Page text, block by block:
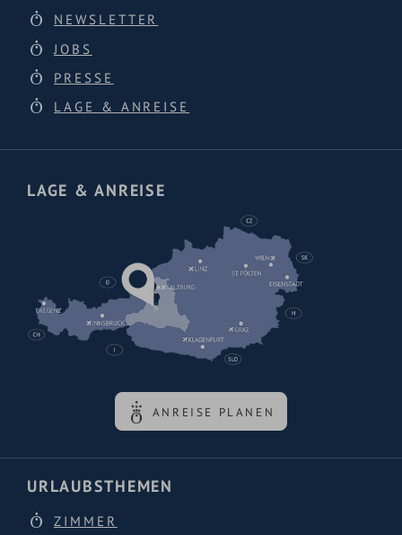
NEWSLETTER
JOBS
PRESSE
LAGE & ANREISE
LAGE & ANREISE
ANREISE PLANEN
URLAUBSTHEMEN
ZIMMER